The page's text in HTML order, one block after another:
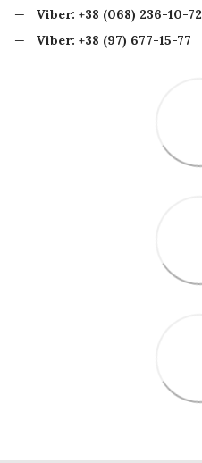
Viber: +38 (068) 236-10-72
Viber: +38 (97) 677-15-77